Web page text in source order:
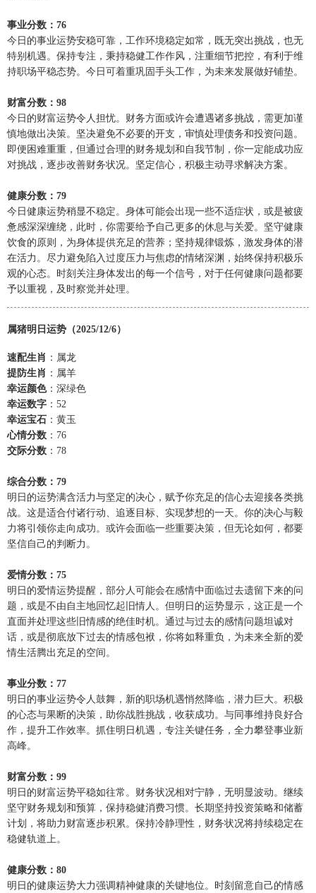
事业分数：76
今日的事业运势安稳可靠，工作环境稳定如常，既无突出挑战，也无
特别机遇。保持专注，秉持稳健工作作风，注重细节把控，有利于维
持职场平稳态势。今日可着重巩固手头工作，为未来发展做好铺垫。
财富分数：98
今日的财富运势令人担忧。财务方面或许会遭遇诸多挑战，需更加谨
慎地做出决策。坚决避免不必要的开支，审慎处理债务和投资问题。
即便困难重重，但通过合理的财务规划和自我节制，你一定能成功应
对挑战，逐步改善财务状况。坚定信心，积极主动寻求解决方案。
健康分数：79
今日健康运势稍显不稳定。身体可能会出现一些不适症状，或是被疲
惫感深深缠绕，此时，你需要给予自己更多的休息与关爱。坚守健康
饮食的原则，为身体提供充足的营养；坚持规律锻炼，激发身体的潜
在活力。尽力避免陷入过度压力与焦虑的情绪深渊，始终保持积极乐
观的心态。时刻关注身体发出的每一个信号，对于任何健康问题都要
予以重视，及时察觉并处理。
属猪明日运势（2025/12/6）
速配生肖 ：属龙
提防生肖 ：属羊
幸运颜色：深绿色
幸运数字 ：52
幸运宝石 ：黄玉
心情分数 ：76
交际分数 ：78
综合分数：79
明日的运势满含活力与坚定的决心，赋予你充足的信心去迎接各类挑
战。这是适合付诸行动、追逐目标、实现梦想的一天。你的决心与毅
力将引领你走向成功。或许会面临一些重要决策，但无论如何，都要
坚信自己的判断力。
爱情分数：75
明日的爱情运势提醒，部分人可能会在感情中面临过去遗留下来的问
题，或是不由自主地回忆起旧情人。但明日的运势显示，这正是一个
直面并处理这些旧情感的绝佳时机。通过与过去的感情问题坦诚对
话，或是彻底放下过去的情感包袱，你将如释重负，为未来全新的爱
情生活腾出充足的空间。
事业分数：77
明日的事业运势令人鼓舞，新的职场机遇悄然降临，潜力巨大。积极
的心态与果断的决策，助你战胜挑战，收获成功。与同事维持良好合
作，提升工作效率。抓住明日机遇，专注关键任务，全力攀登事业新
高峰。
财富分数：99
明日的财富运势平稳如往常。财务状况相对宁静，无明显波动。继续
坚守财务规划和预算，保持稳健消费习惯。长期坚持投资策略和储蓄
计划，将助力财富逐步积累。保持冷静理性，财务状况将持续稳定在
稳健轨道上。
健康分数：80
明日的健康运势大力强调精神健康的关键地位。时刻留意自己的情感